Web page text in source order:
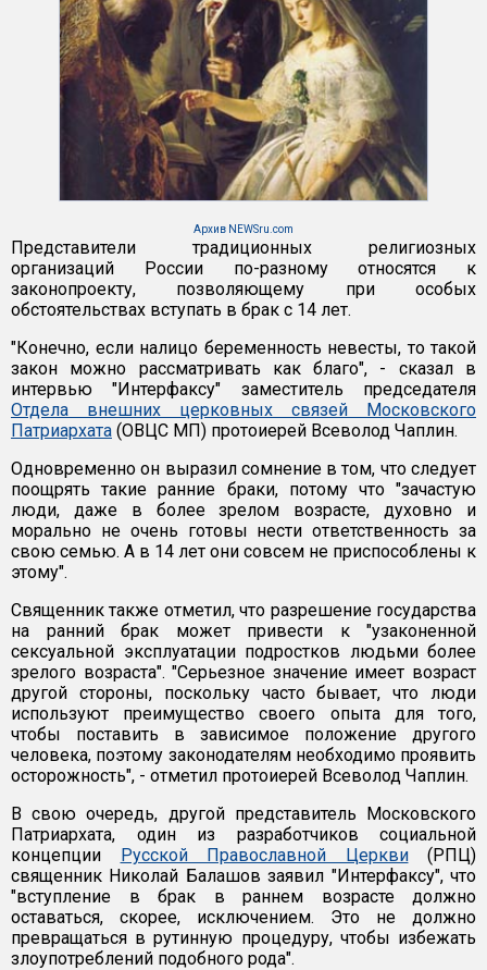
Архив NEWSru.com
Представители традиционных религиозных
организаций России по-разному относятся к
законопроекту, позволяющему при особых
обстоятельствах вступать в брак с 14 лет.
"Конечно, если налицо беременность невесты, то такой
закон можно рассматривать как благо", - сказал в
интервью "Интерфаксу" заместитель председателя
Отдела внешних церковных связей Московского
Патриархата (ОВЦС МП) протоиерей Всеволод Чаплин.
Одновременно он выразил сомнение в том, что следует
поощрять такие ранние браки, потому что "зачастую
люди, даже в более зрелом возрасте, духовно и
морально не очень готовы нести ответственность за
свою семью. А в 14 лет они совсем не приспособлены к
этому".
Священник также отметил, что разрешение государства
на ранний брак может привести к "узаконенной
сексуальной эксплуатации подростков людьми более
зрелого возраста". "Серьезное значение имеет возраст
другой стороны, поскольку часто бывает, что люди
используют преимущество своего опыта для того,
чтобы поставить в зависимое положение другого
человека, поэтому законодателям необходимо проявить
осторожность", - отметил протоиерей Всеволод Чаплин.
В свою очередь, другой представитель Московского
Патриархата, один из разработчиков социальной
концепции Русской Православной Церкви(РПЦ)
священник Николай Балашов заявил "Интерфаксу", что
"вступление в брак в раннем возрасте должно
оставаться, скорее, исключением. Это не должно
превращаться в рутинную процедуру, чтобы избежать
злоупотреблений подобного рода".